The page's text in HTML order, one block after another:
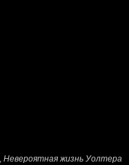
Невероятная жизнь Уолтера